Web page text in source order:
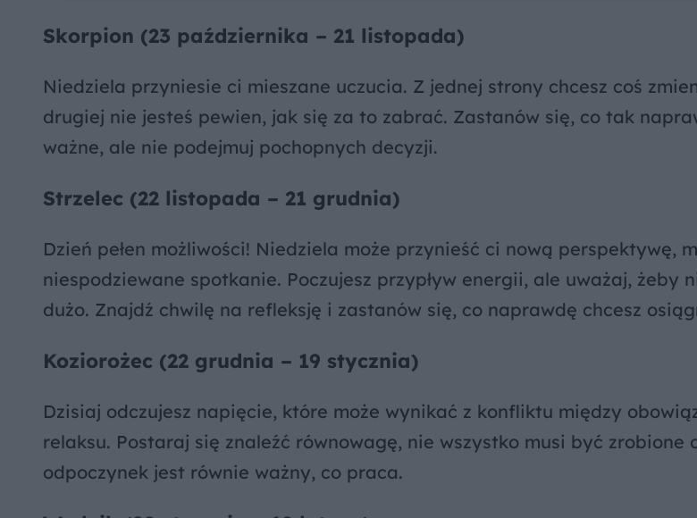
Skorpion (23 października – 21 listopada)
Niedziela przyniesie ci mieszane uczucia. Z jednej strony chcesz coś
drugiej nie jesteś pewien, jak się za to zabrać. Zastanów się, co tak
ważne, ale nie podejmuj pochopnych decyzji.
Strzelec (22 listopada – 21 grudnia)
Dzień pełen możliwości! Niedziela może przynieść ci nową perspektywę,
niespodziewane spotkanie. Poczujesz przypływ energii, ale uważaj, żeby
dużo. Znajdź chwilę na refleksję i zastanów się, co naprawdę chcesz
Koziorożec (22 grudnia – 19 stycznia)
Dzisiaj odczujesz napięcie, które może wynikać z konfliktu między
relaksu. Postaraj się znaleźć równowagę, nie wszystko musi być zrobione
odpoczynek jest równie ważny, co praca.